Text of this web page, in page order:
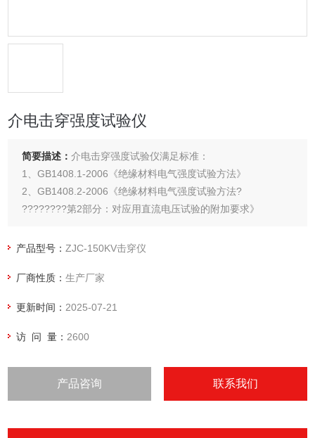
介电击穿强度试验仪
简要描述：介电击穿强度试验仪满足标准：
1、GB1408.1-2006《绝缘材料电气强度试验方法》
2、GB1408.2-2006《绝缘材料电气强度试验方法?
????????第2部分：对应用直流电压试验的附加要求》
测定方法》
电压和介电强度的试验方法》
产品型号：ZJC-150KV击穿仪
厂商性质：生产厂家
更新时间： 2025-07-21
访 问 量： 2600
产品咨询 联系我们